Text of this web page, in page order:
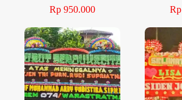
Rp 950.000
Rp